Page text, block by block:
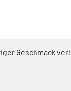
Geschmack